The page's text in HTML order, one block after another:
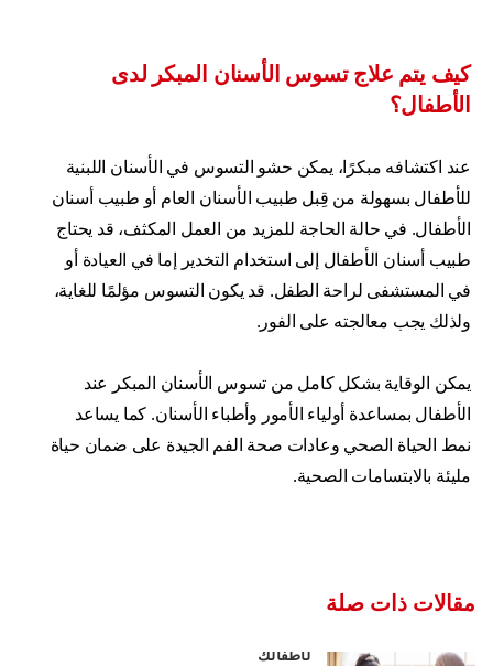
كيف يتم علاج تسوس الأسنان المبكر لدى
الأطفال؟
عند اكتشافه مبكرًا، يمكن حشو التسوس في الأسنان اللبنية
للأطفال بسهولة من قِبل طبيب الأسنان العام أو طبيب أسنان
الأطفال. في حالة الحاجة للمزيد من العمل المكثف، قد يحتاج
طبيب أسنان الأطفال إلى استخدام التخدير إما في العيادة أو
في المستشفى لراحة الطفل. قد يكون التسوس مؤلمًا للغاية،
ولذلك يجب معالجته على الفور.
يمكن الوقاية بشكل كامل من تسوس الأسنان المبكر عند
الأطفال بمساعدة أولياء الأمور وأطباء الأسنان. كما يساعد
نمط الحياة الصحي وعادات صحة الفم الجيدة على ضمان حياة
مليئة بالابتسامات الصحية.
مقالات ذات صلة
لأطفالك